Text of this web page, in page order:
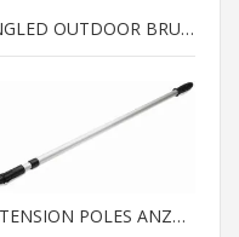
ANGLED OUTDOOR BRUSH ANZA ELITE
EXTENSION POLES ANZA PLATINUM